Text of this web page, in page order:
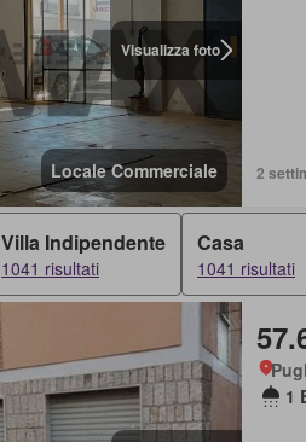
Visualizza foto
Locale Commerciale 2
Villa Indipendente
1041 risultati
Casa
1041 risultati
1